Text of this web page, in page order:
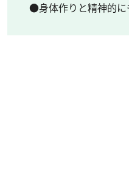
●身体作りと精神的に